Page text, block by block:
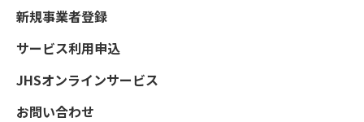
新規事業者登録
サービス利用申込
JHSオンラインサービス
お問い合わせ